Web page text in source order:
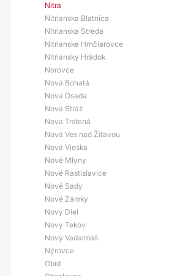
Nitra
Nitrianska Blatnica
Nitrianska Streda
Nitrianske Hrnčiarovce
Nitriansky Hrádok
Norovce
Nová Bohatá
Nová Osada
Nová Stráž
Nová Trstená
Nová Ves nad Žitavou
Nová Vieska
Nové Mlyny
Nové Rastislavice
Nové Sady
Nové Zámky
Nový Diel
Nový Tekov
Nový Vadalmáš
Nýrovce
Obid